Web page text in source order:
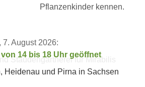
Pflanzenkinder kennen.
7. August 2026:
14 bis 18 Uhr geöffnet